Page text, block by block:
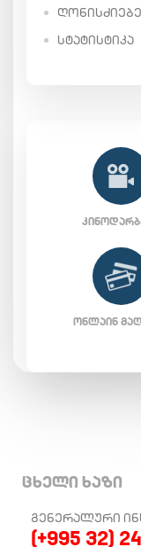
ᲡᲢᲐᲢᲘᲡᲢᲘᲙᲐ
ᲝᲜᲚᲐᲘᲜ
ცხელი ხაზი
ᲒᲔᲜᲔᲠᲐᲚᲣᲠᲘ
(+995 32)